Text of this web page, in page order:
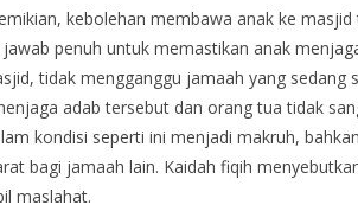
kebolehan membawa anak ke
penuh untuk memastikan anak
tidak mengganggu jamaah yang
adab tersebut dan orang tua tidak
kondisi seperti ini menjadi makruh,
bagi jamaah lain. Kaidah fiqih
maslahat.